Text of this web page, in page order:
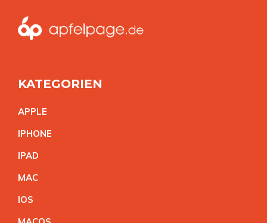
KATEGORIEN
APPLE
IPHONE
IPAD
MAC
IOS